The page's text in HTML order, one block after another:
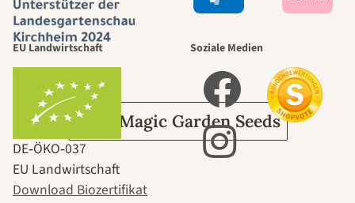
durch den
Garten
Über Magic Garden Seeds
EU Landwirtschaft
DE‑ÖKO‑037
EU Landwirtschaft
Download Biozertifikat
Soziale Medien